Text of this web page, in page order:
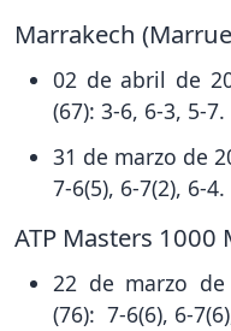
Marrakech
02 de abril de
(67): 3-6, 6-3, 5-7.
31 de marzo de
7-6(5), 6-7(2), 6-4.
ATP Masters 1000
22 de marzo de
(76): 7-6(6), 6-